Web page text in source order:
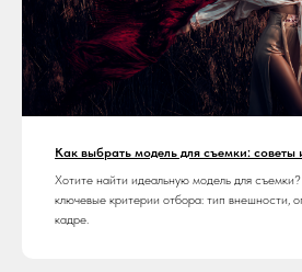
Как выбрать модель для съемки: советы
Хотите найти идеальную модель для
ключевые критерии отбора: тип внешности,
кадре.